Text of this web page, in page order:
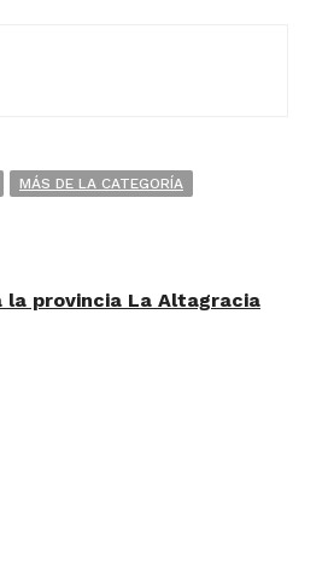
MÁS DE LA CATEGORÍA
la provincia La Altagracia